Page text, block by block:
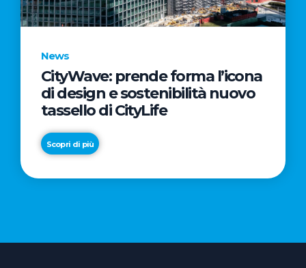
News
CityWave: prende forma l’icona
di design e sostenibilità nuovo
tassello di CityLife
Scopri di più
News
“Passione
il